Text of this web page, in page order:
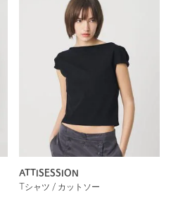
ATTISESSION
Tシャツ / カットソー